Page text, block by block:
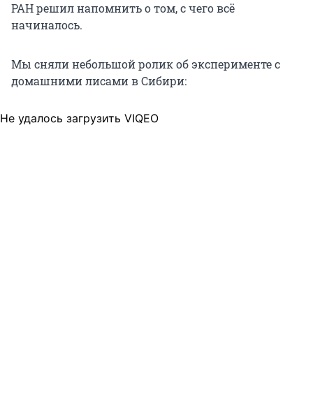
РАН решил напомнить о том, с чего всё
начиналось.
Мы сняли небольшой ролик об эксперименте с
домашними лисами в Сибири:
Не удалось загрузить VIQEO